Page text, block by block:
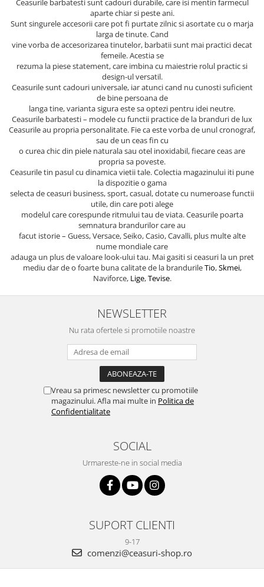
Ceasurile barbatesti sunt cadouri durabile, care isi mentin farmecul
aparte chiar si peste ani.
Sunt singurele accesorii care pot fi purtate zilnic si asortate cu o marja
larga de tinute. Cand
vine vorba de accesorizarea tinutelor, barbatii sunt mai practici decat
femeile. Acestia se
rezuma la piese statement, care imbina cu maiestrie rolul practic si
design-ul versatil.
Ceasurile sunt cadouri universale, iar atunci cand nu cunosti suficient
de bine persoana de
langa tine, varianta sigura este sa optezi pentru idei neutre.
Ceasurile barbatesti – modele cu functii practice de la branduri de lux
Ceasurile au propria personalitate. Fie ca este vorba de unul cronograf,
sau de un ceas fin cu
o curea chic din piele naturala sau otel inoxidabil, fiecare ceas are
propria sa poveste.
Ceasurile tin pasul cu dinamica vietii tale. Colectia magazinului iti pune
la dispozitie o gama
selecta de ceasuri business, sport, casual, dotate cu numeroase functii
utile, din care poti alege
modelul care corespunde ritmului tau de viata. Ceasurile poarta
semnatura brandurilor care au
facut istorie – Guess, Versace, Seiko, Casio, Cavalli, plus multe alte
nume mondiale care
adauga un plus de valoare look-ului tau. Mai gasiti si ceasuri la un pret
mediu dar de o foarte buna calitate de la brandurileTio,Skmei,
Naviforce, Lige,Tevise.
NEWSLETTER
Nu rata ofertele si promotiile noastre
Vreau sa primesc newsletter cu promotiile
magazinului. Afla mai multe in Politica de
Confidentialitate
SOCIAL
Urmareste-ne in social media
SUPORT CLIENTI
9-17
comenzi@ceasuri-shop.ro